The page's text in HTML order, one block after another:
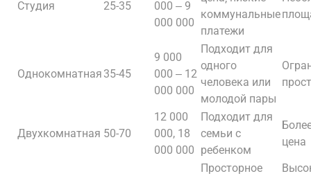
Студия 25-35
000 ‒ 9
000 000
коммунальные
платежи
Однокомнатная 35-45
9 000
000 ‒ 12
000 000
Подходит для
одного
человека или
молодой пары
Двухкомнатная 50-70
12 000
000, 18
000 000
Подходит для
семьи с
ребенком
цена
Просторное